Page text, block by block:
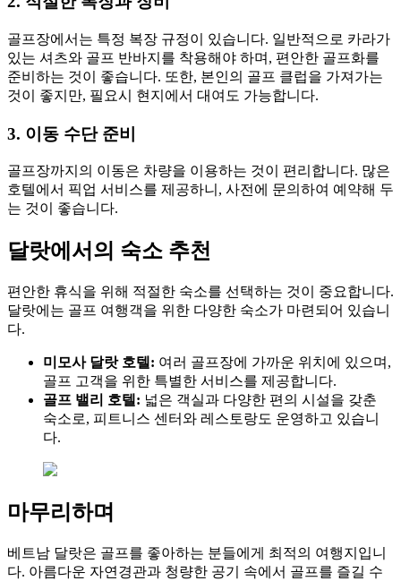
골프장에서는 특정 복장 규정이 있습니다. 일반적으로 카라가
있는 셔츠와 골프 반바지를 착용해야 하며, 편안한 골프화를
준비하는 것이 좋습니다. 또한, 본인의 골프 클럽을 가져가는
것이 좋지만, 필요시 현지에서 대여도 가능합니다.
3. 이동 수단 준비
골프장까지의 이동은 차량을 이용하는 것이 편리합니다. 많은
호텔에서 픽업 서비스를 제공하니, 사전에 문의하여 예약해 두
는 것이 좋습니다.
달랏에서의 숙소 추천
편안한 휴식을 위해 적절한 숙소를 선택하는 것이 중요합니다.
달랏에는 골프 여행객을 위한 다양한 숙소가 마련되어 있습니
다.
미모사 달랏 호텔: 여러 골프장에 가까운 위치에 있으며,
골프 고객을 위한 특별한 서비스를 제공합니다.
골프 밸리 호텔: 넓은 객실과 다양한 편의 시설을 갖춘
숙소로, 피트니스 센터와 레스토랑도 운영하고 있습니
다.
마무리하며
베트남 달랏은 골프를 좋아하는 분들에게 최적의 여행지입니
다. 아름다운 자연경관과 청량한 공기 속에서 골프를 즐길 수